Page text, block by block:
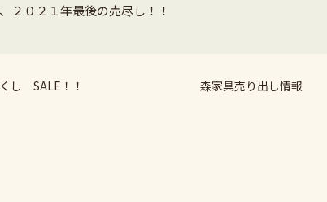
２０２１年最後の売尽し！！
SALE！！ 森家具売り出し情報